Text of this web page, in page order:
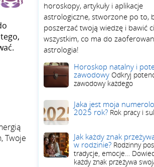
Twoje
horoskopy, artykuły i aplikacje
astrologiczne, stworzone po to,
poszerzać twoją wiedzę i bawić
wszystkim, co ma do
astrologia!
Horoskop natalny i
zawodowy Odkryj
zawodowy każdego
Jaka jest moja
2025 rok? Rok pracy i
Jak każdy znak
w rodzinie? Rodzinny
tradycje, emocje…
każdy znak przeżywa